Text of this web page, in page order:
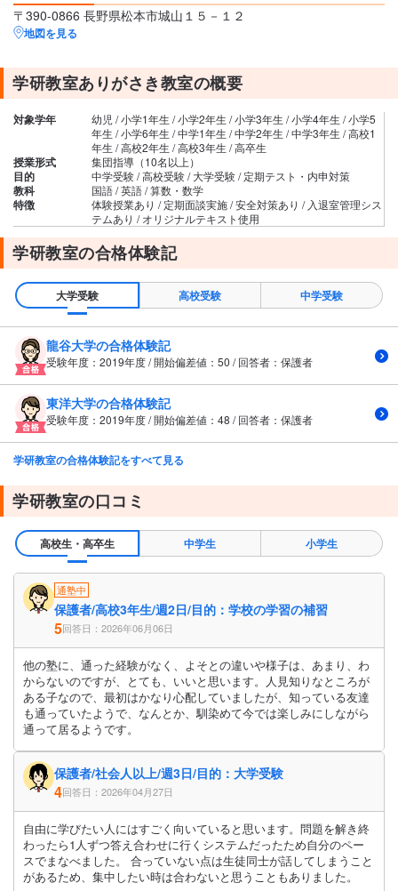
〒390-0866 長野県松本市城山１５－１２
地図を見る
学研教室ありがさき教室の概要
対象学年
幼児 / 小学1年生 / 小学2年生 / 小学3年生 / 小学4年生 / 小学5
年生 / 小学6年生 / 中学1年生 / 中学2年生 / 中学3年生 / 高校1
年生 / 高校2年生 / 高校3年生 / 高卒生
授業形式 集団指導（10名以上）
目的 中学受験 / 高校受験 / 大学受験 / 定期テスト・内申対策
教科 国語 / 英語 / 算数・数学
特徴
体験授業あり / 定期面談実施 / 安全対策あり / 入退室管理シス
テムあり / オリジナルテキスト使用
学研教室の合格体験記
大学受験 高校受験 中学受験
龍谷大学の合格体験記
受験年度：2019年度 / 開始偏差値：50 / 回答者：保護者
東洋大学の合格体験記
受験年度：2019年度 / 開始偏差値：48 / 回答者：保護者
学研教室の合格体験記をすべて見る
学研教室の口コミ
高校生・高卒生 中学生 小学生
通塾中
保護者/高校3年生/週2日/目的：学校の学習の補習
5回答日：2026年06月06日
他の塾に、通った経験がなく、よそとの違いや様子は、あまり、わ
からないのですが、とても、いいと思います。人見知りなところが
ある子なので、最初はかなり心配していましたが、知っている友達
も通っていたようで、なんとか、馴染めて今では楽しみにしながら
通って居るようです。
保護者/社会人以上/週3日/目的：大学受験
4回答日：2026年04月27日
自由に学びたい人にはすごく向いていると思います。問題を解き終
わったら1人ずつ答え合わせに行くシステムだったため自分のペー
スでまなべました。 合っていない点は生徒同士が話してしまうこと
があるため、集中したい時は合わないと思うこともありました。